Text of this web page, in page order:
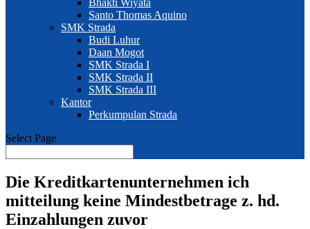
Bhakti Wiyata
Santo Thomas Aquino
SMK Strada
Budi Luhur
Daan Mogot
SMK Strada I
SMK Strada II
SMK Strada III
Kantor
Perkumpulan Strada
Select Page
Die Kreditkartenunternehmen ich
mitteilung keine Mindestbetrage z. hd.
Einzahlungen zuvor